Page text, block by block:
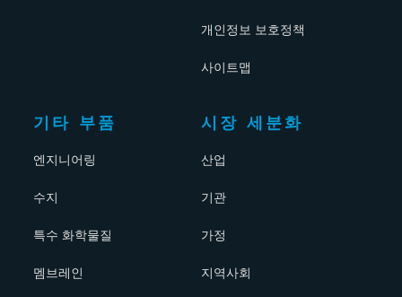
개인정보 보호정책
사이트맵
기타 부품
엔지니어링
수지
특수 화학물질
멤브레인
시장 세분화
산업
기관
가정
지역사회